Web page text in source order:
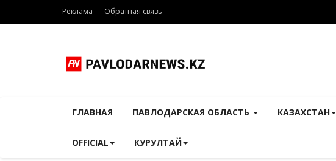
Реклама Обратная связь
ГЛАВНАЯ ПАВЛОДАРСКАЯ ОБЛАСТЬ КАЗАХСТАН
OFFICIAL КУРУЛТАЙ